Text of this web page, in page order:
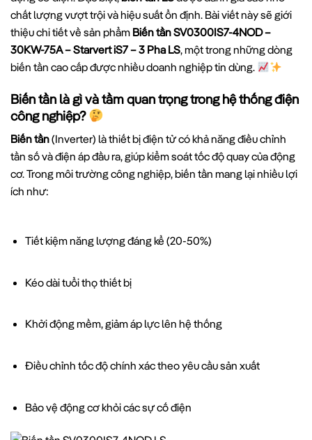
chất lượng vượt trội và hiệu suất ổn định. Bài viết này sẽ giới
thiệu chi tiết về sản phẩm Biến tần SV0300IS7-4NOD –
30KW-75A – Starvert iS7 – 3 Pha LS, một trong những dòng
biến tần cao cấp được nhiều doanh nghiệp tin dùng.
Biến tần là gì và tầm quan trọng trong hệ thống điện
công nghiệp?
Biến tần(Inverter) là thiết bị điện tử có khả năng điều chỉnh
tần số và điện áp đầu ra, giúp kiểm soát tốc độ quay của động
cơ. Trong môi trường công nghiệp, biến tần mang lại nhiều lợi
ích như:
Tiết kiệm năng lượng đáng kể (20-50%)
Kéo dài tuổi thọ thiết bị
Khởi động mềm, giảm áp lực lên hệ thống
Điều chỉnh tốc độ chính xác theo yêu cầu sản xuất
Bảo vệ động cơ khỏi các sự cố điện